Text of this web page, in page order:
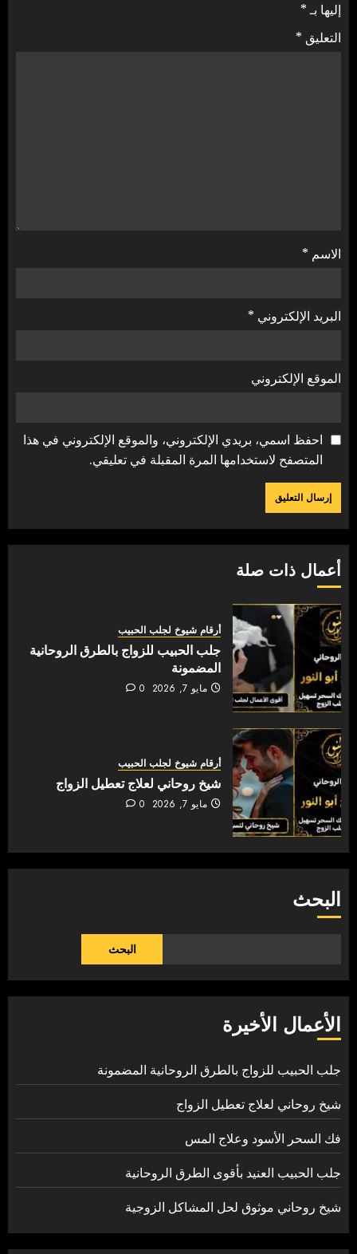
إليها بـ*
التعليق *
الاسم *
البريد الإلكتروني *
الموقع الإلكتروني
احفظ اسمي، بريدي الإلكتروني، والموقع الإلكتروني في هذا
المتصفح لاستخدامها المرة المقبلة في تعليقي.
أعمال ذات صلة
أرقام شيوخ لجلب الحبيب
جلب الحبيب للزواج بالطرق الروحانية
المضمونة
مايو 7, 2026 0
أرقام شيوخ لجلب الحبيب
شيخ روحاني لعلاج تعطيل الزواج
مايو 7, 2026 0
البحث
البحث
الأعمال الأخيرة
جلب الحبيب للزواج بالطرق الروحانية المضمونة
شيخ روحاني لعلاج تعطيل الزواج
فك السحر الأسود وعلاج المس
جلب الحبيب العنيد بأقوى الطرق الروحانية
شيخ روحاني موثوق لحل المشاكل الزوجية